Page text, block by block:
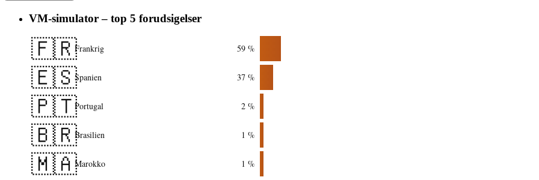
VM-simulator – top 5 forudsigelser
🇫🇷Frankrig 59 %
🇪🇸Spanien 37 %
🇵🇹Portugal 2 %
🇧🇷Brasilien 1 %
🇲🇦Marokko 1 %